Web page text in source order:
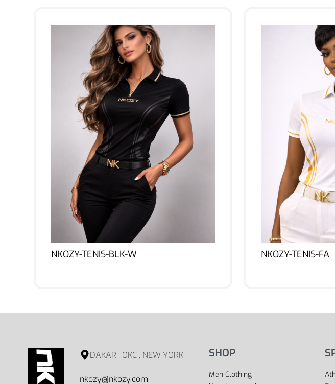
NKOZY-TENIS-BLK-W NKOZY-TENIS-FA
DAKAR , OKC , NEW YORK
nkozy@nkozy.com
SHOP
Men Clothing